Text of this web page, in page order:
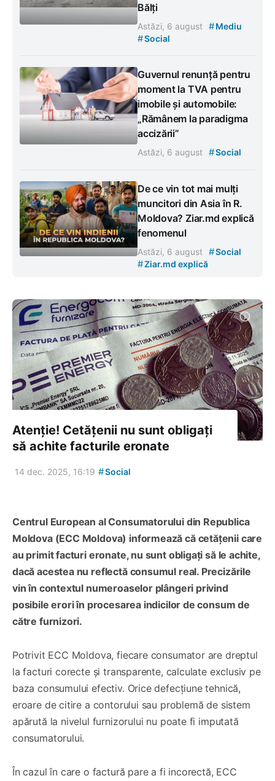
Bălți
Astăzi, 6 august #Mediu
#Social
Guvernul renunță pentru
moment la TVA pentru
imobile și automobile:
„Rămânem la paradigma
accizării”
Astăzi, 6 august #Social
De ce vin tot mai mulți
muncitori din Asia în R.
Moldova? Ziar.md explică
fenomenul
Astăzi, 6 august #Social
#Ziar.md explică
Atenție! Cetățenii nu sunt obligați
să achite facturile eronate
14 dec. 2025, 16:19 #Social
Centrul European al Consumatorului din Republica
Moldova (ECC Moldova) informează că cetățenii care
au primit facturi eronate, nu sunt obligați să le achite,
dacă acestea nu reflectă consumul real. Precizările
vin în contextul numeroaselor plângeri privind
posibile erori în procesarea indicilor de consum de
către furnizori.
Potrivit ECC Moldova, fiecare consumator are dreptul
la facturi corecte și transparente, calculate exclusiv pe
baza consumului efectiv. Orice defecțiune tehnică,
eroare de citire a contorului sau problemă de sistem
apărută la nivelul furnizorului nu poate fi imputată
consumatorului.
În cazul în care o factură pare a fi incorectă, ECC